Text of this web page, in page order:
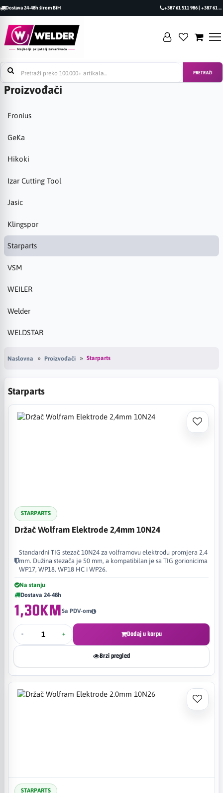
Dostava 24-48h širom BiH +387 61 511 986 | +387 61 493 470
PRETRAŽI
Proizvođači
Fronius
GeKa
Hikoki
Izar Cutting Tool
Jasic
Klingspor
Starparts
VSM
WEILER
Welder
WELDSTAR
Naslovna Proizvođači Starparts
Starparts
STARPARTS
Držač Wolfram Elektrode 2,4mm 10N24
Standardni TIG stezač 10N24 za volframovu elektrodu promjera 2,4
mm. Dužina stezača je 50 mm, a kompatibilan je sa TIG gorionicima
WP17, WP18, WP18 HC i WP26.
Na stanju
Dostava 24-48h
1,30KMSa PDV-om
- + Dodaj u korpu
Brzi pregled
STARPARTS